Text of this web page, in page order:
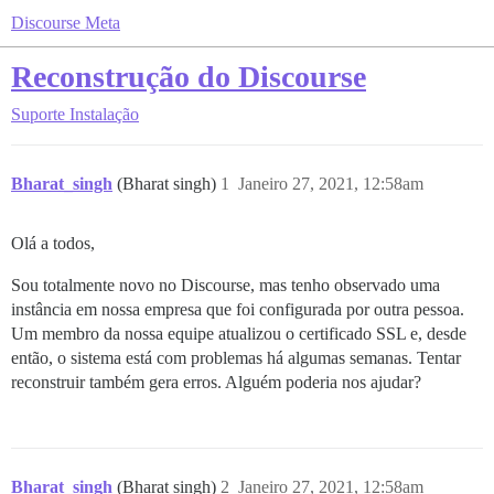
Discourse Meta
Reconstrução do Discourse
Suporte Instalação
Bharat_singh (Bharat singh) Janeiro 27, 2021, 12:58am
1
Olá a todos,
Sou totalmente novo no Discourse, mas tenho observado uma
instância em nossa empresa que foi configurada por outra pessoa.
Um membro da nossa equipe atualizou o certificado SSL e, desde
então, o sistema está com problemas há algumas semanas. Tentar
reconstruir também gera erros. Alguém poderia nos ajudar?
Bharat_singh (Bharat singh) Janeiro 27, 2021, 12:58am
2